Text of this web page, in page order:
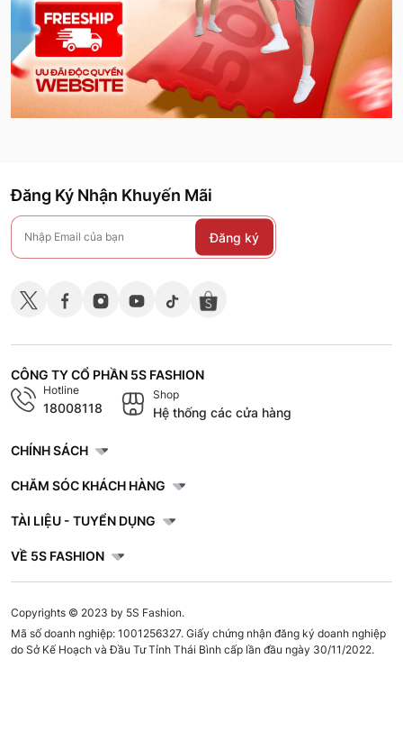
Đăng Ký Nhận Khuyến Mãi
Đăng ký
CÔNG TY CỔ PHẦN 5S FASHION
Hotline
18008118
Shop
Hệ thống các cửa hàng
CHÍNH SÁCH
CHĂM SÓC KHÁCH HÀNG
TÀI LIỆU - TUYỂN DỤNG
VỀ 5S FASHION
Copyrights © 2023 by 5S Fashion.
Mã số doanh nghiệp: 1001256327. Giấy chứng nhận đăng ký doanh nghiệp
do Sở Kế Hoạch và Đầu Tư Tỉnh Thái Bình cấp lần đầu ngày 30/11/2022.